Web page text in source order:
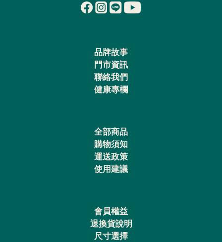
品牌故事
門市資訊
聯絡我們
健康專欄
全部商品
購物須知
運送政策
使用建議
會員權益
退換貨說明
尺寸選擇